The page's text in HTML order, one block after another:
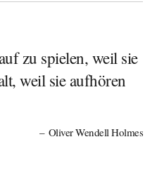
zu spielen, weil sie
weil sie aufhören
Oliver Wendell Holmes